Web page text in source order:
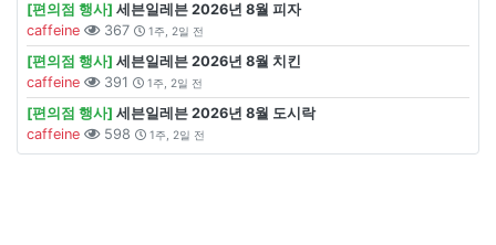
[편의점 행사] 세븐일레븐 2026년 8월 피자
caffeine
367 1주, 2일 전
[편의점 행사] 세븐일레븐 2026년 8월 치킨
caffeine
391 1주, 2일 전
[편의점 행사] 세븐일레븐 2026년 8월 도시락
caffeine
598 1주, 2일 전